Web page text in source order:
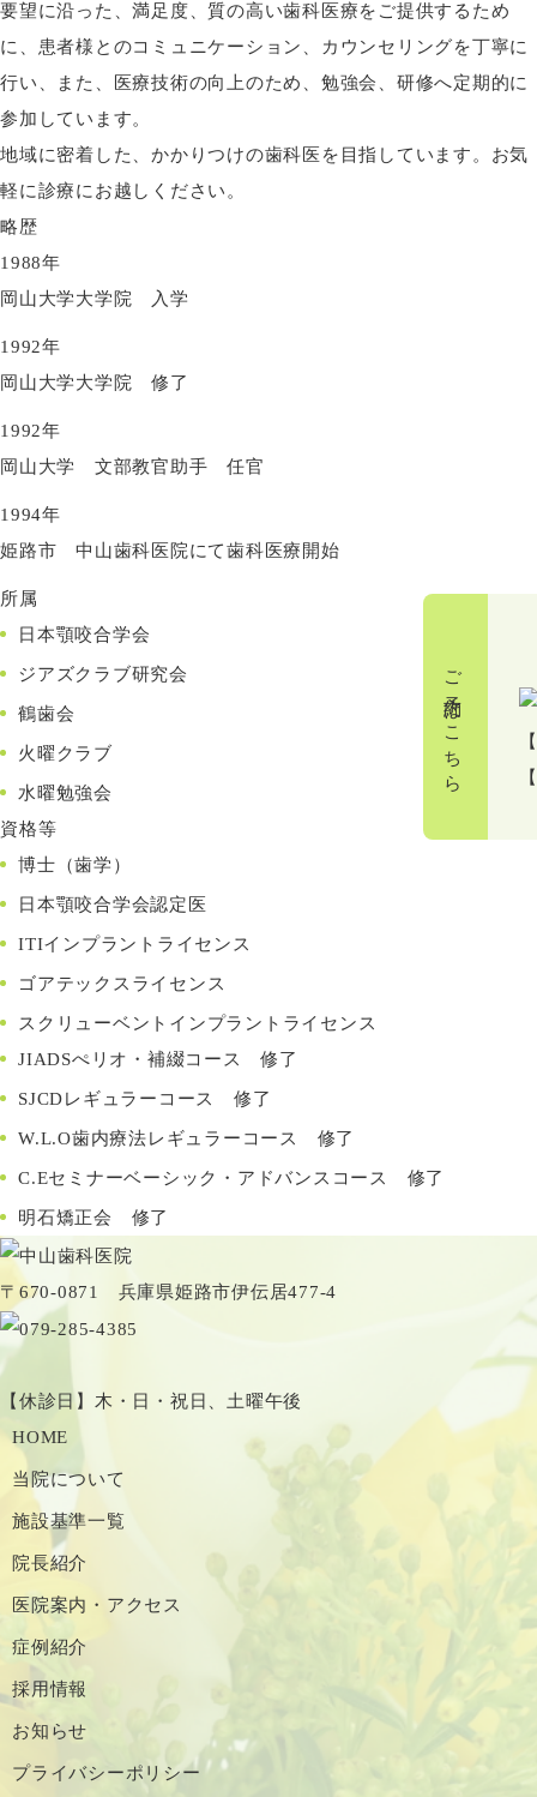
要望に沿った、満足度、質の高い歯科医療をご提供するため
に、患者様とのコミュニケーション、カウンセリングを丁寧に
行い、また、医療技術の向上のため、勉強会、研修へ定期的に
参加しています。
地域に密着した、かかりつけの歯科医を目指しています。お気
軽に診療にお越しください。
略歴
1988年
岡山大学大学院 入学
1992年
岡山大学大学院 修了
1992年
岡山大学 文部教官助手 任官
1994年
姫路市 中山歯科医院にて歯科医療開始
所属
日本顎咬合学会
ジアズクラブ研究会
鶴歯会
火曜クラブ
水曜勉強会
資格等
博士（歯学）
日本顎咬合学会認定医
ITIインプラントライセンス
ゴアテックスライセンス
スクリューベントインプラントライセンス
JIADSぺリオ・補綴コース 修了
SJCDレギュラーコース 修了
W.L.O歯内療法レギュラーコース 修了
C.Eセミナーベーシック・アドバンスコース 修了
明石矯正会 修了
〒670-0871 兵庫県姫路市伊伝居477-4
【休診日】木・日・祝日、土曜午後
HOME
当院について
施設基準一覧
院長紹介
医院案内・アクセス
症例紹介
採用情報
お知らせ
プライバシーポリシー
ご予約はこちら